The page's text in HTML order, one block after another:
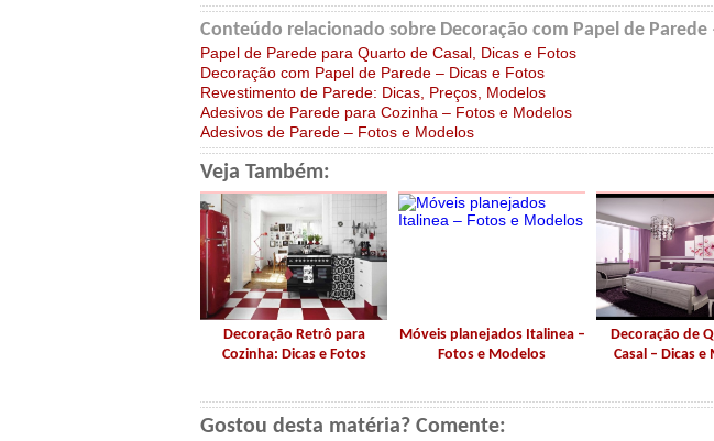
Conteúdo relacionado sobre Decoração com Papel de Parede
Papel de Parede para Quarto de Casal, Dicas e Fotos
Decoração com Papel de Parede – Dicas e Fotos
Revestimento de Parede: Dicas, Preços, Modelos
Adesivos de Parede para Cozinha – Fotos e Modelos
Adesivos de Parede – Fotos e Modelos
Veja Também:
Decoração Retrô para
Cozinha: Dicas e Fotos
Móveis planejados Italinea –
Fotos e Modelos
Decoração de
Casal – Dicas e
Gostou desta matéria? Comente: